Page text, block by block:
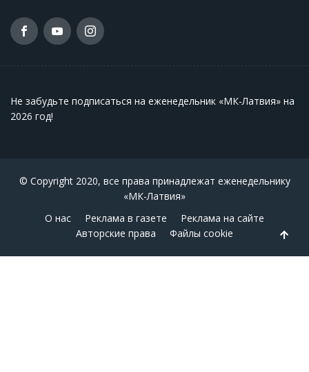
Не забудьте подписаться на еженедельник «МК-Латвия» на
2026 год!
© Copyright 2020, все права принадлежат еженедельнику
«МК-Латвия»
О нас
Реклама в газете
Реклама на сайте
Авторские права
Файлы cookie